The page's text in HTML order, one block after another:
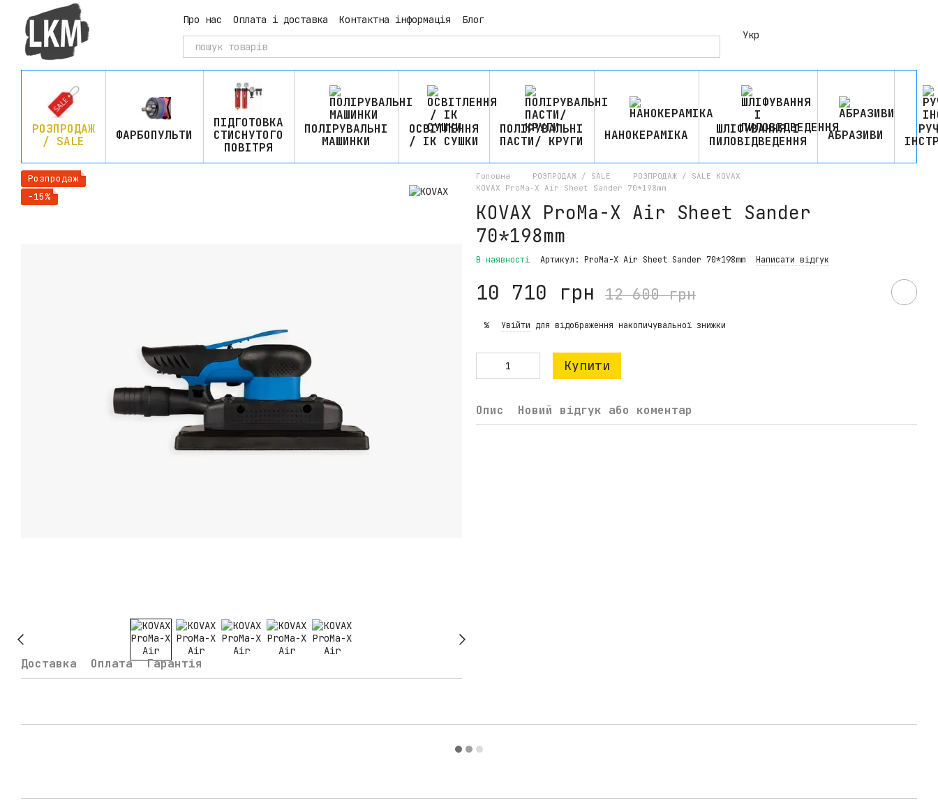
Перейти до основного контенту
Про нас Оплата і доставка Контактна інформація
Блог
Укр
РОЗПРОДАЖ
/ SALE
ФАРБОПУЛЬТИ
ПІДГОТОВКА
СТИСНУТОГО
ПОВІТРЯ
ПОЛІРУВАЛЬНІ
МАШИНКИ
ОСВІТЛЕННЯ
/ ІК СУШКИ
ПОЛІРУВАЛЬНІ
ПАСТИ/ КРУГИ
НАНОКЕРАМІКА
ШЛІФУВАННЯ І
ПИЛОВІДВЕДЕННЯ
АБРАЗИВИ
Розпродаж
−15%
Доставка Оплата Гарантія
Головна РОЗПРОДАЖ / SALE
РОЗПРОДАЖ / SALE KOVAX
KOVAX ProMa-X Air Sheet Sander 70*198mm
KOVAX ProMa-X Air Sheet Sander
70*198mm
В наявності Артикул: ProMa-X Air Sheet Sander 70*198mm Написати відгук
10 710 грн 12 600 грн
% Увійти для відображення накопичувальної знижки
Купити
Опис Новий відгук або коментар